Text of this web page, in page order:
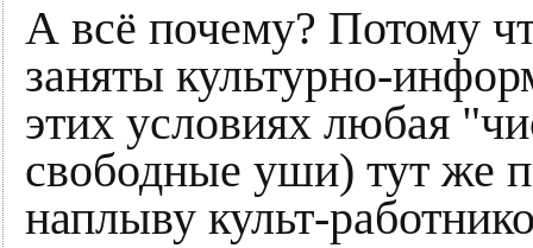
А всё почему? Потому
заняты культурно-
этих условиях любая
свободные уши) тут же
наплыву культ-